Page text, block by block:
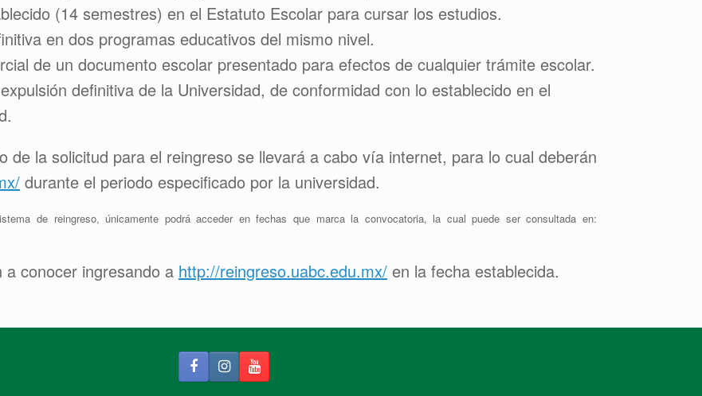
(14 semestres) en el Estatuto Escolar para cursar los estudios.
en dos programas educativos del mismo nivel.
de un documento escolar presentado para efectos de cualquier trámite escolar.
definitiva de la Universidad, de conformidad con lo establecido en el
de la solicitud para el reingreso se llevará a cabo vía internet, para lo cual deberán
durante el periodo especificado por la universidad.
de reingreso, únicamente podrá acceder en fechas que marca la convocatoria, la cual puede ser consultada en:
conocer ingresando a http://reingreso.uabc.edu.mx/ en la fecha establecida.